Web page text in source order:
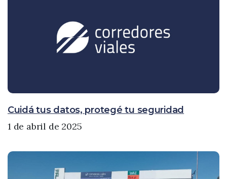
Cuidá tus datos, protegé tu seguridad
1 de abril de 2025